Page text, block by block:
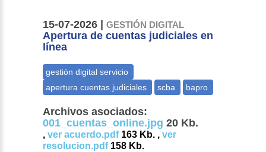
15-07-2026 |GESTIÓN DIGITAL
Apertura de cuentas judiciales en
línea
Archivos asociados:
001_cuentas_online.jpg 20 Kb.
,ver acuerdo.pdf163 Kb. ,ver
resolucion.pdf158 Kb.